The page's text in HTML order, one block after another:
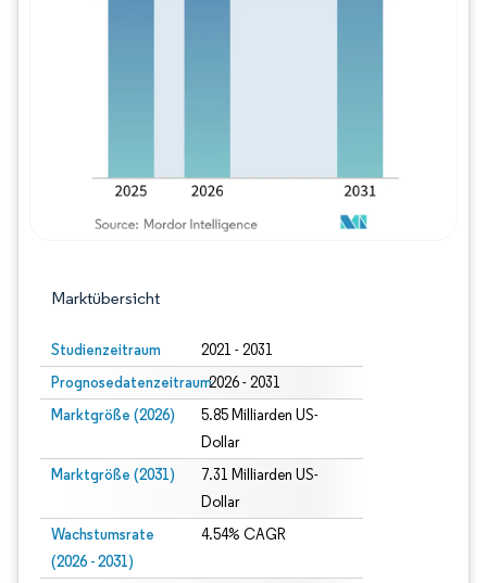
Marktübersicht
Studienzeitraum 2021 - 2031
Prognosedatenzeitraum2026 - 2031
Marktgröße (2026)
5.85 Milliarden US-
Dollar
Marktgröße (2031)
7.31 Milliarden US-
Dollar
Wachstumsrate
(2026 - 2031)
4.54% CAGR